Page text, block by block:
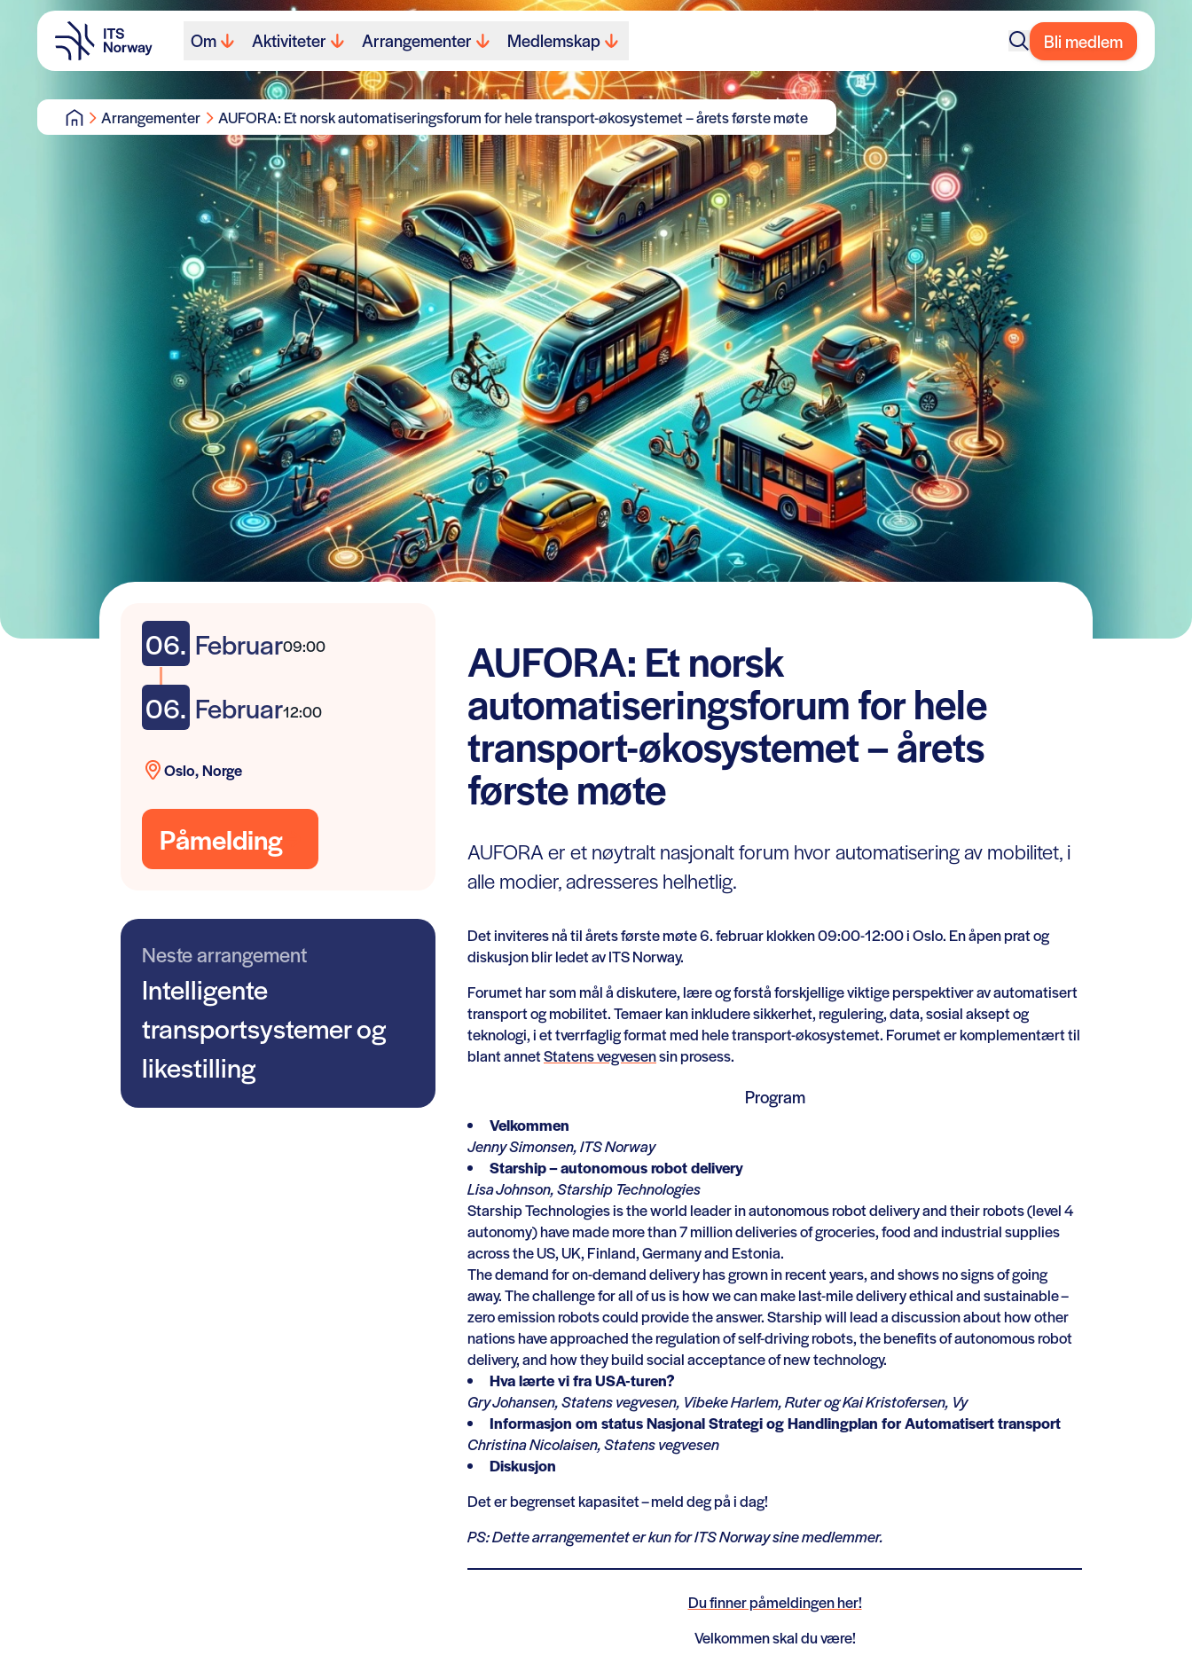
Om Aktiviteter Arrangementer Medlemskap Bli medlem
Arrangementer AUFORA: Et norsk automatiseringsforum for hele transport-økosystemet – årets første møte
06. Februar09:00
06. Februar12:00
Oslo, Norge
Påmelding
Neste arrangement
Intelligente
transportsystemer og
likestilling
AUFORA: Et norsk
automatiseringsforum for hele
transport-økosystemet – årets
første møte
AUFORA er et nøytralt nasjonalt forum hvor automatisering av mobilitet, i
alle modier, adresseres helhetlig.
Det inviteres nå til årets første møte 6. februar klokken 09:00-12:00 i Oslo. En åpen prat og
diskusjon blir ledet av ITS Norway.
Forumet har som mål å diskutere, lære og forstå forskjellige viktige perspektiver av automatisert
transport og mobilitet. Temaer kan inkludere sikkerhet, regulering, data, sosial aksept og
teknologi, i et tverrfaglig format med hele transport-økosystemet. Forumet er komplementært til
blant annetStatens vegvesensin prosess.
Program
Velkommen
Jenny Simonsen, ITS Norway
Starship – autonomous robot delivery
Lisa Johnson, Starship Technologies
Starship Technologies is the world leader in autonomous robot delivery and their robots (level 4
autonomy) have made more than 7 million deliveries of groceries, food and industrial supplies
across the US, UK, Finland, Germany and Estonia.
The demand for on-demand delivery has grown in recent years, and shows no signs of going
away. The challenge for all of us is how we can make last-mile delivery ethical and sustainable –
zero emission robots could provide the answer. Starship will lead a discussion about how other
nations have approached the regulation of self-driving robots, the benefits of autonomous robot
delivery, and how they build social acceptance of new technology.
Hva lærte vi fra USA-turen?
Gry Johansen,Statens vegvesen, Vibeke Harlem, Ruter og Kai Kristofersen, Vy
Informasjon om status Nasjonal Strategi og Handlingplan for Automatisert transport
Christina Nicolaisen, Statens vegvesen
Diskusjon
Det er begrenset kapasitet – meld deg på i dag!
PS: Dette arrangementet er kun for ITS Norway sine medlemmer.
Du finner påmeldingen her!
Velkommen skal du være!